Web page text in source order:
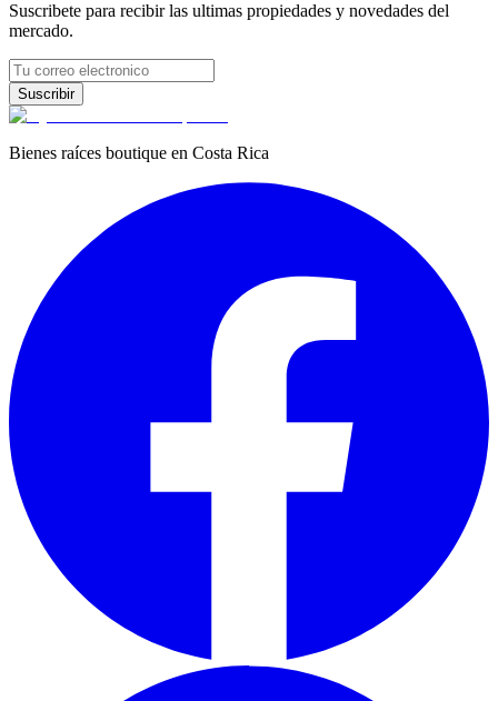
Suscribete para recibir las ultimas propiedades y novedades del
mercado.
Suscribir
Bienes raíces boutique en Costa Rica